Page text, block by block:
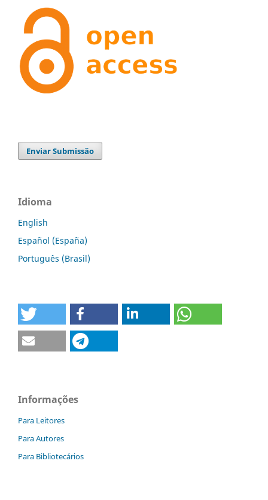
Enviar Submissão
Idioma
English
Español (España)
Português (Brasil)
Informações
Para Leitores
Para Autores
Para Bibliotecários